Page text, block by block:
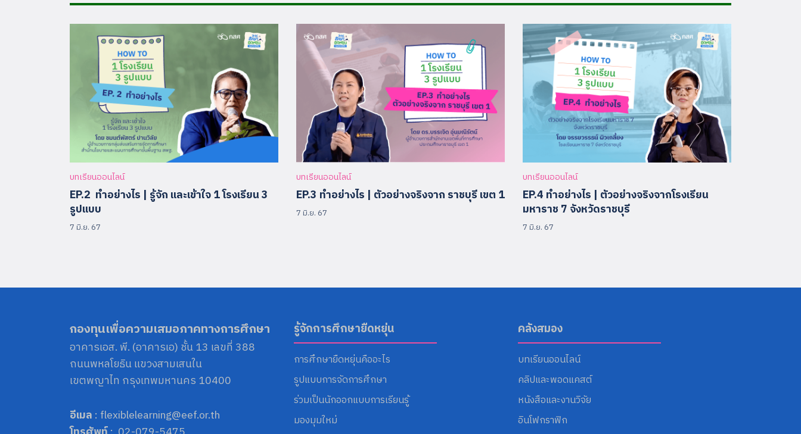
บทเรียนออนไลน์
EP.2 ทำอย่างไร | รู้จัก และเข้าใจ 1 โรงเรียน 3
รูปแบบ
7 มิ.ย. 67
บทเรียนออนไลน์
EP.3 ทำอย่างไร | ตัวอย่างจริงจาก ราชบุรี เขต 1
7 มิ.ย. 67
บทเรียนออนไลน์
EP.4 ทำอย่างไร | ตัวอย่างจริงจากโรงเรียน
มหาราช 7 จังหวัดราชบุรี
7 มิ.ย. 67
กองทุนเพื่อความเสมอภาคทางการศึกษา
อาคารเอส. พี. (อาคารเอ) ชั้น 13 เลขที่ 388
ถนนพหลโยธิน แขวงสามเสนใน
เขตพญาไท กรุงเทพมหานคร 10400
อีเมล : flexiblelearning@eef.or.th
รู้จักการศึกษายืดหยุ่น
การศึกษายืดหยุ่นคืออะไร
รูปแบบการจัดการศึกษา
ร่วมเป็นนักออกแบบการเรียนรู้
มองมุมใหม่
คลังสมอง
บทเรียนออนไลน์
คลิปและพอดแคสต์
หนังสือและงานวิจัย
อินโฟกราฟิก